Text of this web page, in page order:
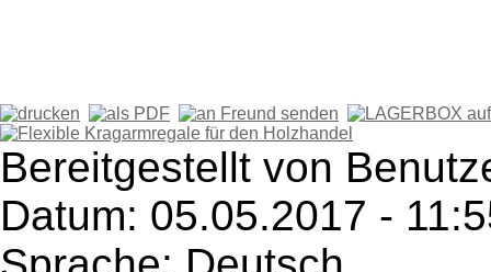
Bereitgestellt von
Datum: 05.05.2017 -